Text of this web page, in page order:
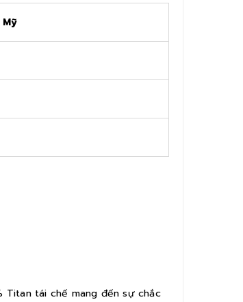
tái chế mang đến sự chắc